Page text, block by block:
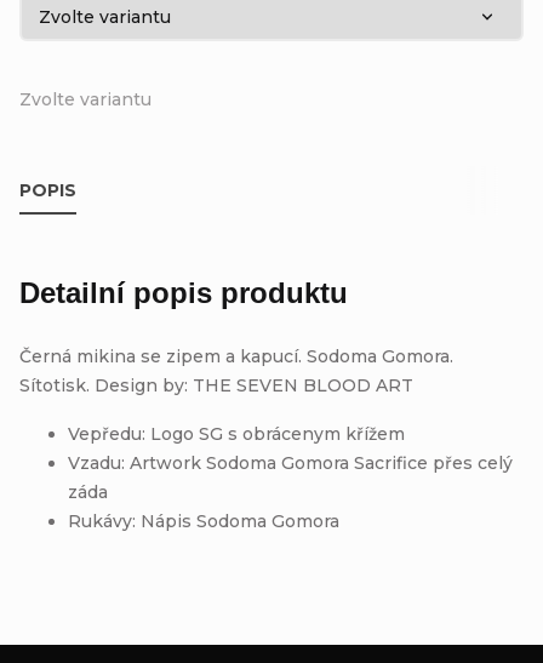
Zvolte variantu
POPIS
Detailní popis produktu
Černá mikina se zipem a kapucí. Sodoma Gomora.
Sítotisk. Design by: THE SEVEN BLOOD ART
Vepředu: Logo SG s obrácenym křížem
Vzadu: Artwork Sodoma Gomora Sacrifice přes celý
záda
Rukávy: Nápis Sodoma Gomora